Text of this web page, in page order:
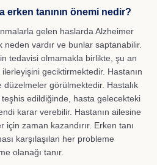
erken tanının önemi nedir?
gelen haslarda Alzheimer
neden vardır ve bunlar saptanabilir.
tedavisi olmamakla birlikte, şu an
ilerleyişini geciktirmektedir. Hastanın
görülmektedir. Hastalık
edildiğinde, hasta gelecekteki
karar verebilir. Hastanın ailesine
için zaman kazandırır. Erken tanı
karşılaşılan her probleme
olanağı tanır.